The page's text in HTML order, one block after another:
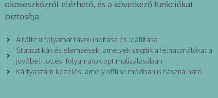
okoseszközről elérhető, és a következő funkciókat
biztosítja:
A töltési folyamat távoli indítása és leállítása
Statisztikák és elemzések, amelyek segítik a felhasználókat a
jövőbeli töltési folyamatok optimalizálásában
Kártyaszám-kezelés, amely offline módban is használható